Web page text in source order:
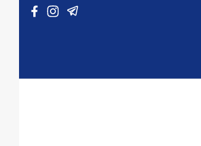
Vai al contenuto